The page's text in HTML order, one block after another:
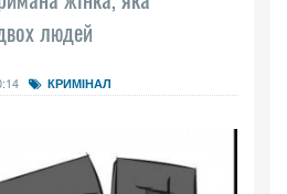
людей
КРИМІНАЛ